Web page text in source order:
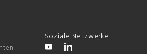
Soziale Netzwerke